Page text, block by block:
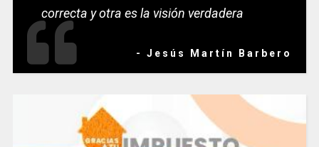
correcta y otra es la visión verdadera
- Jesús Martín Barbero